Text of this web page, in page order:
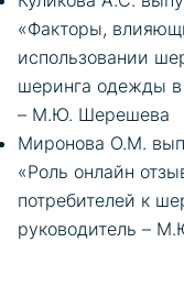
«Факторы,
использовании
шеринга одежды в
– М.Ю. Шерешева
Миронова О.М.
«Роль онлайн
потребителей к
руководитель –